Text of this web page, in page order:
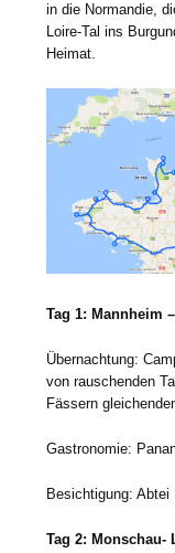
in die Normandie,
Loire-Tal ins
Heimat.
Tag 1: Mannheim
Übernachtung:
von rauschenden
Fässern
Gastronomie:
Besichtigung:
Tag 2: Monschau-